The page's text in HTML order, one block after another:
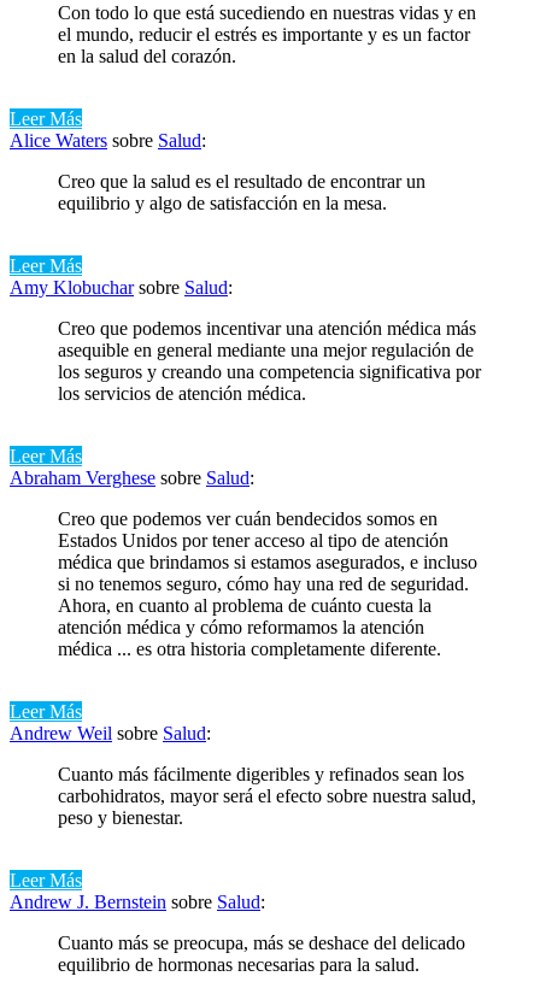
Con todo lo que está sucediendo en nuestras vidas y en
el mundo, reducir el estrés es importante y es un factor
en la salud del corazón.
Leer Más
Alice Waters sobre Salud:
Creo que la salud es el resultado de encontrar un
equilibrio y algo de satisfacción en la mesa.
Leer Más
Amy Klobucharsobre Salud:
Creo que podemos incentivar una atención médica más
asequible en general mediante una mejor regulación de
los seguros y creando una competencia significativa por
los servicios de atención médica.
Leer Más
Abraham Verghese sobre Salud:
Creo que podemos ver cuán bendecidos somos en
Estados Unidos por tener acceso al tipo de atención
médica que brindamos si estamos asegurados, e incluso
si no tenemos seguro, cómo hay una red de seguridad.
Ahora, en cuanto al problema de cuánto cuesta la
atención médica y cómo reformamos la atención
médica ... es otra historia completamente diferente.
Leer Más
Andrew Weil sobre Salud:
Cuanto más fácilmente digeribles y refinados sean los
carbohidratos, mayor será el efecto sobre nuestra salud,
peso y bienestar.
Leer Más
Andrew J. Bernstein sobre Salud:
Cuanto más se preocupa, más se deshace del delicado
equilibrio de hormonas necesarias para la salud.